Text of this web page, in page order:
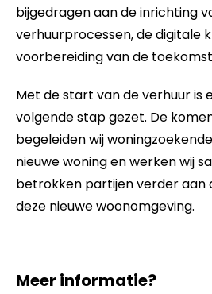
bijgedragen aan de inrichting
verhuurprocessen, de digitale
voorbereiding van de
Met de start van de verhuur is
volgende stap gezet. De
begeleiden wij
nieuwe woning en werken wij
betrokken partijen verder aan
deze nieuwe woonomgeving.
Meer informatie?